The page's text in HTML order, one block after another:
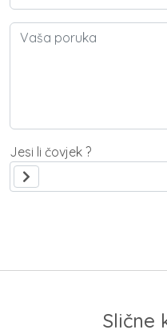
Jesi li čovjek ?
Slične